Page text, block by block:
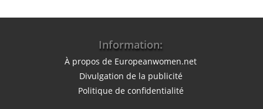
Information:
À propos de Europeanwomen.net
Divulgation de la publicité
Politique de confidentialité